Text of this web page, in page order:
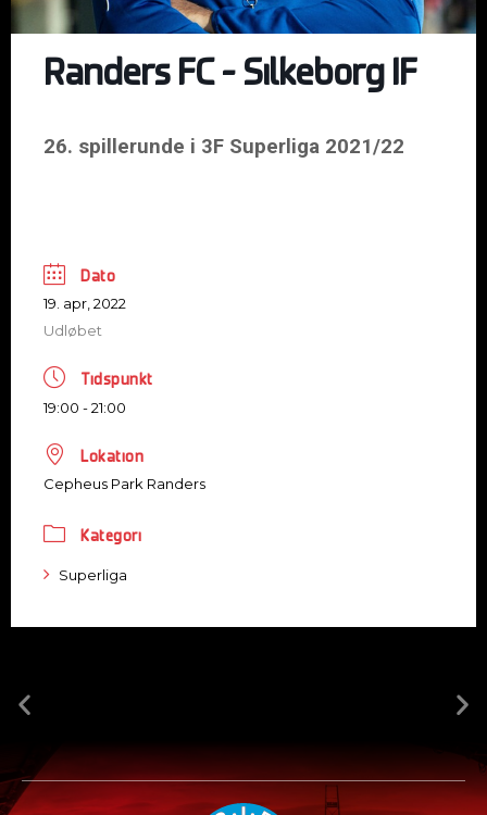
Randers FC – Silkeborg IF
26. spillerunde i 3F Superliga 2021/22
Dato
19. apr, 2022
Udløbet
Tidspunkt
19:00 - 21:00
Lokation
Cepheus Park Randers
Kategori
Superliga